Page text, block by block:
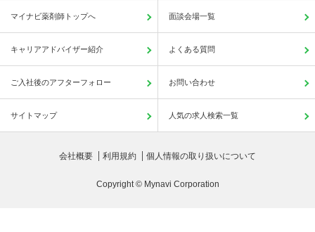
マイナビ薬剤師トップへ 面談会場一覧
キャリアアドバイザー紹介 よくある質問
ご入社後のアフターフォロー お問い合わせ
サイトマップ 人気の求人検索一覧
会社概要 利用規約 個人情報の取り扱いについて
Copyright © Mynavi Corporation